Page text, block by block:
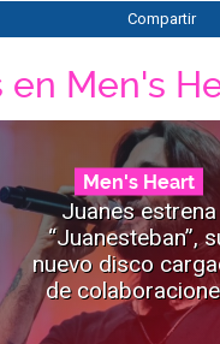
Compartir
en Men's
Men's Heart
Juanes estrena
“Juanesteban”,
nuevo disco
de